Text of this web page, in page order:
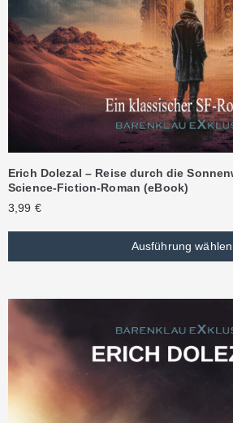
Erich Dolezal – Reise durch die
Science-Fiction-Roman (eBook)
3,99 €
Ausführung wählen